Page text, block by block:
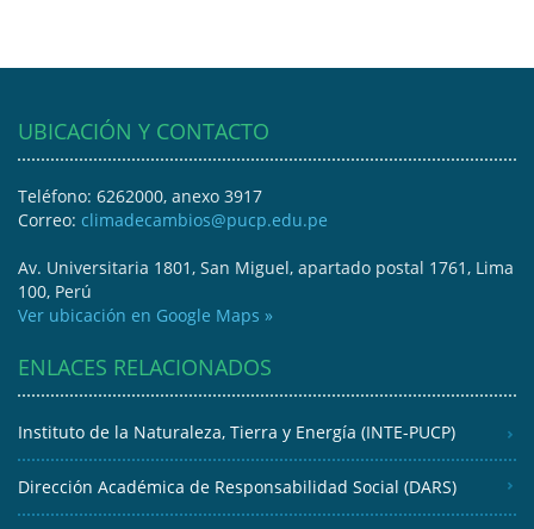
UBICACIÓN Y CONTACTO
Teléfono: 6262000, anexo 3917
Correo: climadecambios@pucp.edu.pe
Av. Universitaria 1801, San Miguel, apartado postal 1761, Lima
100, Perú
Ver ubicación en Google Maps »
ENLACES RELACIONADOS
Instituto de la Naturaleza, Tierra y Energía (INTE-PUCP)
Dirección Académica de Responsabilidad Social (DARS)